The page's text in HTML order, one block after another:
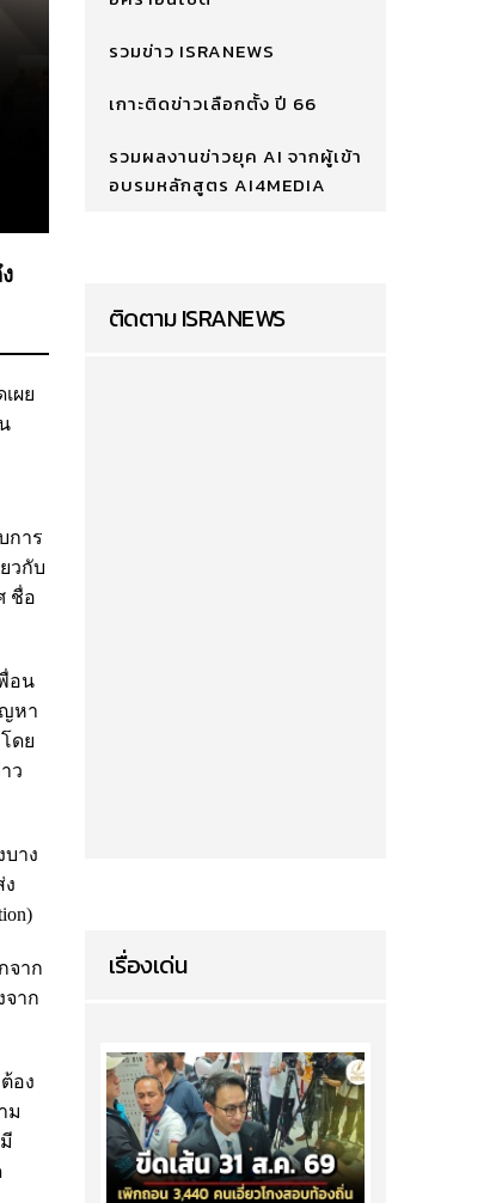
ผย
การ
วกับ
ชื่อ
อน
หา
ดย
ว
าง
จาก
จาก
อง
ม
รวมข่าว ISRANEWS
เกาะติดข่าวเลือกตั้ง ปี 66
รวมผลงานข่าวยุค AI จากผู้เข้า
อบรมหลักสูตร AI4MEDIA
ติดตาม ISRANEWS
เรื่องเด่น